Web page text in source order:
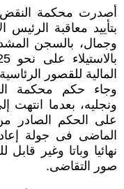
أصدرت محكمة النقض،
بتأييد معاقبة
المالية للقصور الرئاسية
وجاء حكم محكمة
ونجليه، بعدما انتهت
على الحكم الصادر
الماضى فى جولة
نهائيا وباتا وغير
صور التقاضى.